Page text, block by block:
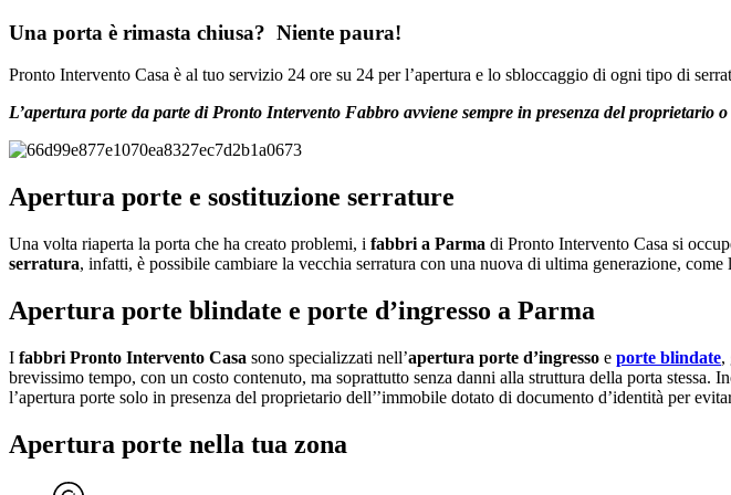
Una porta è rimasta chiusa? Niente paura!
Pronto Intervento Casa è al tuo servizio 24 ore su 24 per l’apertura e lo sbloccaggio di ogni tipo di
L’apertura porte da parte di Pronto Intervento Fabbro avviene sempre in presenza del proprietario
Apertura porte e sostituzione serrature
Una volta riaperta la porta che ha creato problemi, i fabbri a Parma di Pronto Intervento Casa si
serratura, infatti, è possibile cambiare la vecchia serratura con una nuova di ultima generazione, come
Apertura porte blindate e porte d’ingresso a Parma
I fabbri Pronto Intervento Casa sono specializzati nell’apertura porte d’ingresso e porte blindate,
brevissimo tempo, con un costo contenuto, ma soprattutto senza danni alla struttura della porta stessa.
l’apertura porte solo in presenza del proprietario dell’’immobile dotato di documento d’identità per
Apertura porte nella tua zona